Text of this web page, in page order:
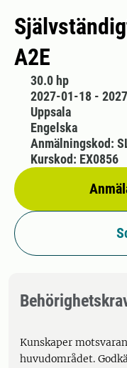
A2E
30.0 hp
2027-01-18 -
Uppsala
Engelska
Anmälningskod:
Kurskod: EX0856
Kunskaper
huvudområdet.